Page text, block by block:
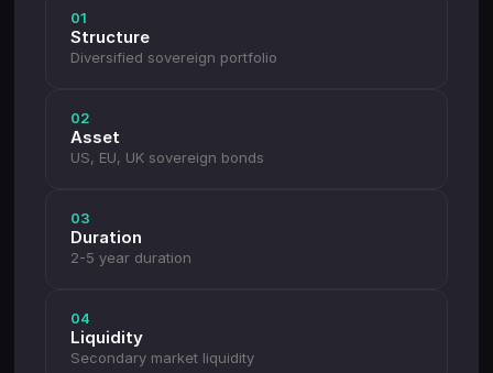
01
Structure
Diversified sovereign portfolio
02
Asset
US, EU, UK sovereign bonds
03
Duration
2-5 year duration
04
Liquidity
Secondary market liquidity